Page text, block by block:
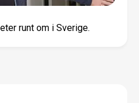
runt om i Sverige.